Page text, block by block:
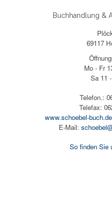
Buchhandlung &
69117
Mo - Fr
Sa 11
Telefon.:
Telefax:
www.schoebel-buch.de
E-Mail:
So finden Sie